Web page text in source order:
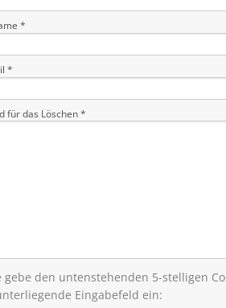
*
*
für das Löschen *
gebe den untenstehenden 5-stelligen
Eingabefeld ein: